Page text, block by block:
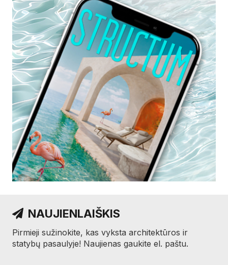
NAUJIENLAIŠKIS
Pirmieji sužinokite, kas vyksta architektūros ir
statybų pasaulyje! Naujienas gaukite el. paštu.